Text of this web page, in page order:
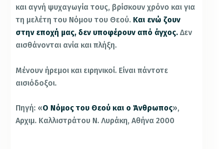
και αγνή ψυχαγωγία τους, βρίσκουν χρόνο και για
τη μελέτη του Νόμου του Θεού. Και ενώ ζουν
στην εποχή μας, δεν υποφέρουν από άγχος. Δεν
αισθάνονται ανία και πλήξη.
Μένουν ήρεμοι και ειρηνικοί. Είναι πάντοτε
αισιόδοξοι.
Πηγή: «Ο Νόμος του Θεού και ο Άνθρωπος»,
Αρχιμ. Καλλιστράτου Ν. Λυράκη, Αθήνα 2000